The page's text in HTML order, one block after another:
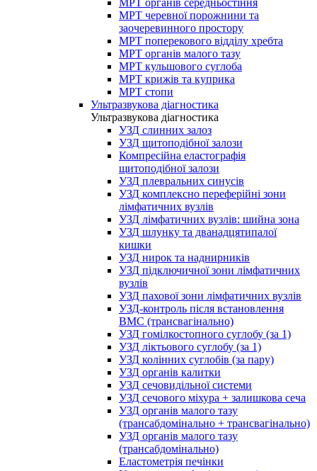
МРТ органів середньостіння
МРТ черевної порожнини та
заочеревинного простору
МРТ поперекового відділу хребта
МРТ органів малого тазу
МРТ кульшового суглоба
МРТ крижів та куприка
МРТ стопи
Ультразвукова діагностика
Ультразвукова діагностика
УЗД слинних залоз
УЗД щитоподібної залози
Компресійна еластографія
щитоподібної залози
УЗД плевральних синусів
УЗД комплексно переферійні зони
лімфатичних вузлів
УЗД лімфатичних вузлів: шийна зона
УЗД шлунку та дванадцятипалої
кишки
УЗД нирок та наднирників
УЗД підключичної зони лімфатичних
вузлів
УЗД пахової зони лімфатичних вузлів
УЗД-контроль після встановлення
ВМС (трансвагінально)
УЗД гомілкостопного суглобу (за 1)
УЗД ліктьового суглобу (за 1)
УЗД колінних суглобів (за пару)
УЗД органів калитки
УЗД сечовидільної системи
УЗД сечового міхура + залишкова сеча
УЗД органів малого тазу
(трансабдомінально + трансвагінально)
УЗД органів малого тазу
(трансабдомінально)
Еластометрія печінки